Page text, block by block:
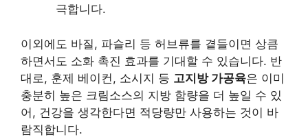
극합니다.
이외에도 바질, 파슬리 등 허브류를 곁들이면 상큼
하면서도 소화 촉진 효과를 기대할 수 있습니다. 반
대로, 훈제 베이컨, 소시지 등 고지방 가공육은 이미
충분히 높은 크림소스의 지방 함량을 더 높일 수 있
어, 건강을 생각한다면 적당량만 사용하는 것이 바
람직합니다.